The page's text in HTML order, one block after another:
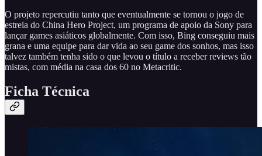
O projeto repercutiu tanto que eventualmente se tornou o jogo de
estreia do China Hero Project, um programa de apoio da Sony para
lançar games asiáticos globalmente. Com isso, Bing conseguiu mais
grana e uma equipe para dar vida ao seu game dos sonhos, mas isso
talvez também tenha sido o que levou o título a receber reviews tão
mistas, com média na casa dos 60 no Metacritic.
Ficha Técnica